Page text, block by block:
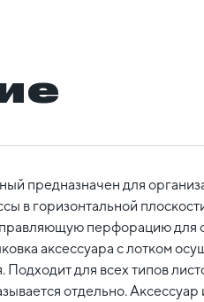
предназначен для
в горизонтальной
перфорацию для
аксессуара с лотком
Подходит для всех типов
отдельно. Аксессуар